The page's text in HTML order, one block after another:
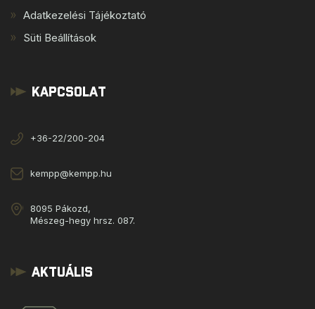
Adatkezelési Tájékoztató
Süti Beállítások
Kapcsolat
+36-22/200-204
kempp@kempp.hu
8095 Pákozd,
Mészeg-hegy hrsz. 087.
Aktuális